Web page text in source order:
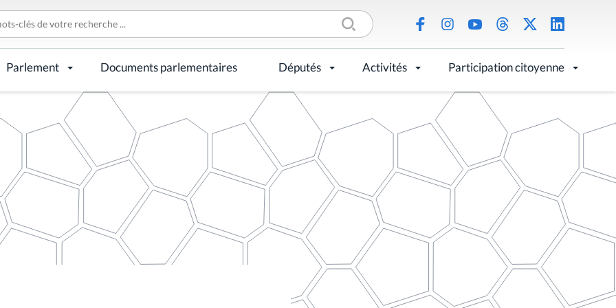
Parlement Documents parlementaires Députés Activités Participation citoyenne